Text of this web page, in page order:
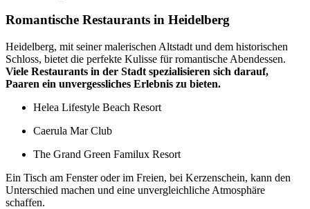
Romantische Restaurants in Heidelberg
Heidelberg, mit seiner malerischen Altstadt und dem historischen
Schloss, bietet die perfekte Kulisse für romantische Abendessen.
Viele Restaurants in der Stadt spezialisieren sich darauf,
Paaren ein unvergessliches Erlebnis zu bieten.
Helea Lifestyle Beach Resort
Caerula Mar Club
The Grand Green Familux Resort
Ein Tisch am Fenster oder im Freien, bei Kerzenschein, kann den
Unterschied machen und eine unvergleichliche Atmosphäre
schaffen.